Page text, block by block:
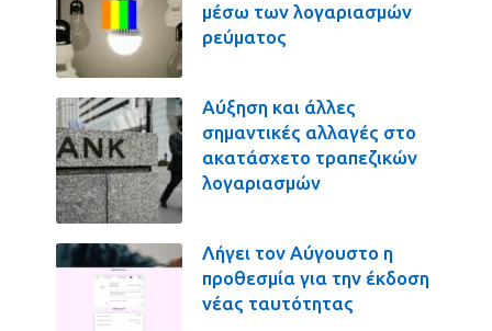
μέσω των λογαριασμών
ρεύματος
Αύξηση και άλλες
σημαντικές αλλαγές στο
ακατάσχετο τραπεζικών
λογαριασμών
Λήγει τον Αύγουστο η
προθεσμία για την έκδοση
νέας ταυτότητας